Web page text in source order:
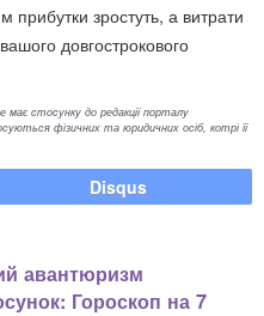
прибутки зростуть, а витрати
довгострокового
має стосунку до редакції порталу
фізичних та юридичних осіб, котрі її
Disqus
авантюризм
Гороскоп на 7